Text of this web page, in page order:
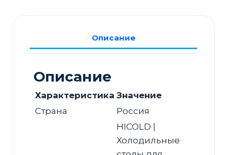
SL2-
Описание
Описание
Характеристика Значение
Страна
Россия
HICOLD |
Холодильные